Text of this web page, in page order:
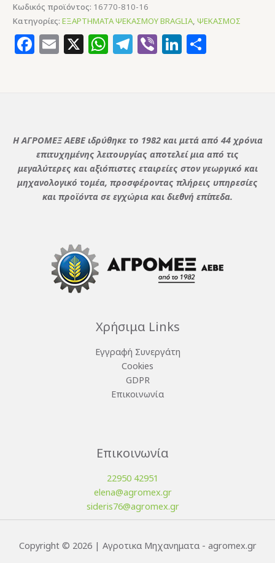
Κωδικός προϊόντος: 16770-810-16
Κατηγορίες: ΕΞΑΡΤΗΜΑΤΑ ΨΕΚΑΣΜΟΥ BRAGLIA, ΨΕΚΑΣΜΟΣ
Facebook
Email
X WhatsApp
Telegram
ViberLinkedIn
Η ΑΓΡΟΜΕΞ ΑΕΒΕ ιδρύθηκε το 1982 και μετά από 44 χρόνια
επιτυχημένης λειτουργίας αποτελεί μια από τις
μεγαλύτερες και αξιόπιστες εταιρείες στον γεωργικό και
μηχανολογικό τομέα, προσφέροντας πλήρεις υπηρεσίες
και προϊόντα σε εγχώρια και διεθνή επίπεδα.
Χρήσιμα Links
Εγγραφή Συνεργάτη
Cookies
GDPR
Επικοινωνία
Επικοινωνία
22950 42951
elena@agromex.gr
sideris76@agromex.gr
Copyright © 2026 | Αγροτικα Μηχανηματα - agromex.gr